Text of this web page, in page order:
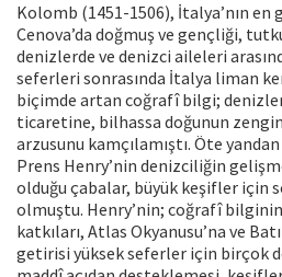
Kolomb (1451-1506), İtalya’nın
Cenova’da doğmuş ve gençliği,
denizlerde ve denizci aileleri
seferleri sonrasında İtalya liman
biçimde artan coğrafî bilgi;
ticaretine, bilhassa doğunun
arzusunu kamçılamıştı. Öte
Prens Henry’nin denizciliğin
olduğu çabalar, büyük keşifler için
olmuştu. Henry’nin; coğrafî
katkıları, Atlas Okyanusu’na ve
getirisi yüksek seferler için birçok